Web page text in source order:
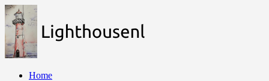
Naar
de
inhoud
springen
Home